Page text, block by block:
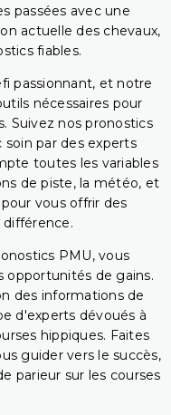
passées avec une
actuelle des chevaux,
fiables.
passionnant, et notre
nécessaires pour
Suivez nos pronostics
soin par des experts
toutes les variables
de piste, la météo, et
vous offrir des
PMU, vous
de gains.
des informations de
d'experts dévoués à
hippiques. Faites
guider vers le succès,
parieur sur les courses